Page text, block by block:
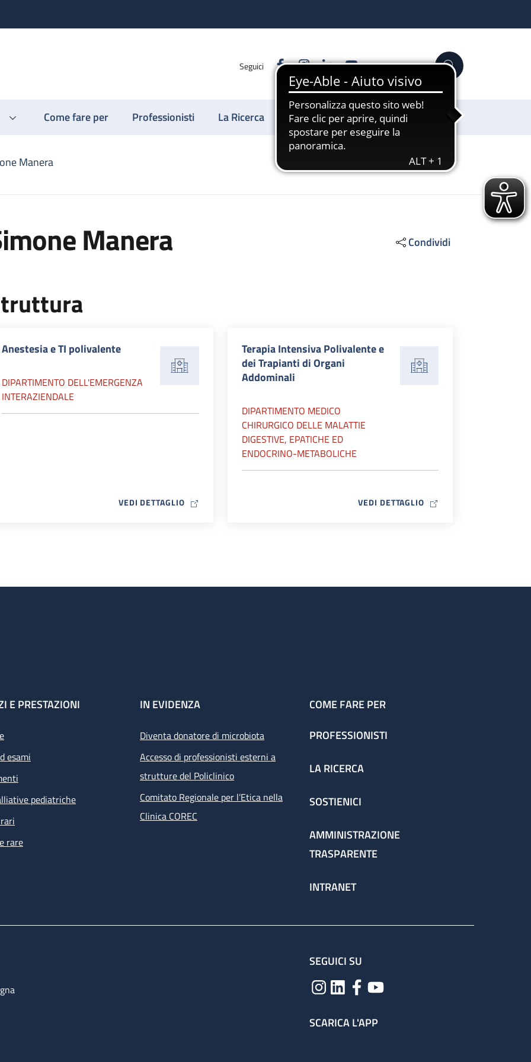
Seguici FacebookInstagram
LinkedinYouTube Cerca
Come fare per Professionisti La Ricerca Sostienici
Manera
Manera Condividi
Anestesia e TI polivalente
DIPARTIMENTO DELL'EMERGENZA
INTERAZIENDALE
VEDI DETTAGLIOMAP ICON
Terapia Intensiva Polivalente e
dei Trapianti di Organi
Addominali
DIPARTIMENTO MEDICO
CHIRURGICO DELLE MALATTIE
DIGESTIVE, EPATICHE ED
ENDOCRINO-METABOLICHE
VEDI DETTAGLIO MAP ICON
E PRESTAZIONI
esami
pediatriche
rare
IN EVIDENZA
Diventa donatore di microbiota
Accesso di professionisti esterni a
strutture del Policlinico
Comitato Regionale per l’Etica nella
Clinica COREC
COME FARE PER
PROFESSIONISTI
LA RICERCA
SOSTIENICI
AMMINISTRAZIONE
TRASPARENTE
INTRANET
SEGUICI SU
SCARICA L'APP